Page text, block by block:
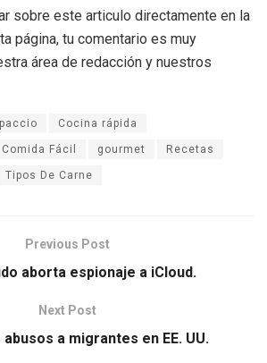
sobre este articulo directamente en la
página, tu comentario es muy
área de redacción y nuestros
Cocina rápida
Comida Fácil gourmet Recetas
Tipos De Carne
Previous Post
aborta espionaje a iCloud.
Next Post
a migrantes en EE. UU.